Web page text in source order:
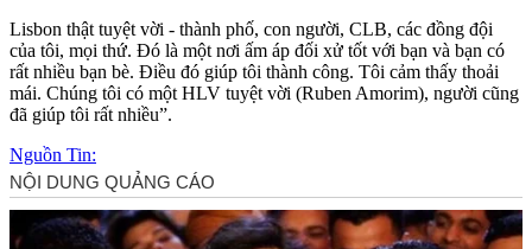
Lisbon thật tuyệt vời - thành phố, con người, CLB, các đồng đội
của tôi, mọi thứ. Đó là một nơi ấm áp đối xử tốt với bạn và bạn có
rất nhiều bạn bè. Điều đó giúp tôi thành công. Tôi cảm thấy thoải
mái. Chúng tôi có một HLV tuyệt vời (Ruben Amorim), người cũng
đã giúp tôi rất nhiều”.
Nguồn Tin: